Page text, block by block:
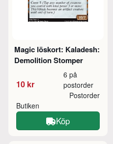
Magic löskort: Kaladesh:
Demolition Stomper
10 kr
6 på
postorder
Butiken
Postorder
Köp